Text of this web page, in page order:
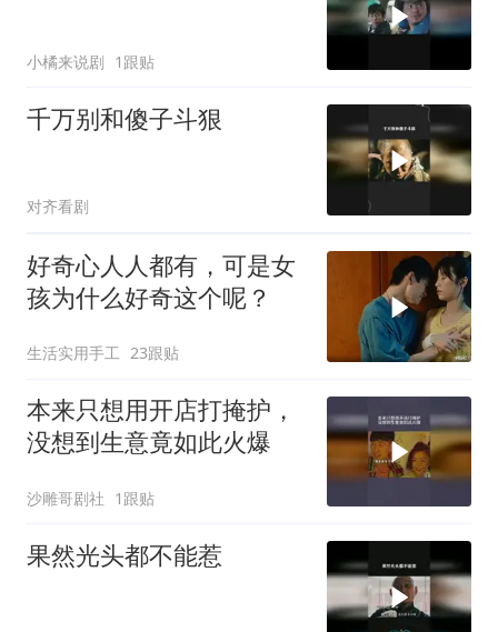
小橘来说剧 1跟贴
千万别和傻子斗狠
对齐看剧
好奇心人人都有，可是女
孩为什么好奇这个呢？
生活实用手工 23跟贴
本来只想用开店打掩护，
没想到生意竟如此火爆
沙雕哥剧社 1跟贴
果然光头都不能惹